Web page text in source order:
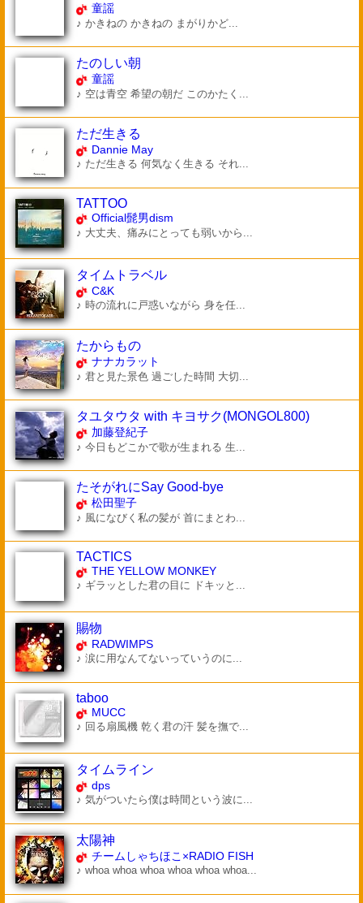
童謡
♪ かきねの かきねの まがりかど...
たのしい朝
童謡
♪ 空は青空 希望の朝だ このかたく...
ただ生きる
Dannie May
♪ ただ生きる 何気なく生きる それ...
TATTOO
Official髭男dism
♪ 大丈夫、痛みにとっても弱いから...
タイムトラベル
C&K
♪ 時の流れに戸惑いながら 身を任...
たからもの
ナナカラット
♪ 君と見た景色 過ごした時間 大切...
タユタウタ with キヨサク(MONGOL800)
加藤登紀子
♪ 今日もどこかで歌が生まれる 生...
たそがれにSay Good-bye
松田聖子
♪ 風になびく私の髪が 首にまとわ...
TACTICS
THE YELLOW MONKEY
♪ ギラッとした君の目に ドキッと...
賜物
RADWIMPS
♪ 涙に用なんてないっていうのに...
taboo
MUCC
♪ 回る扇風機 乾く君の汗 髪を撫で...
タイムライン
dps
♪ 気がついたら僕は時間という波に...
太陽神
チームしゃちほこ×RADIO FISH
♪ whoa whoa whoa whoa whoa whoa...